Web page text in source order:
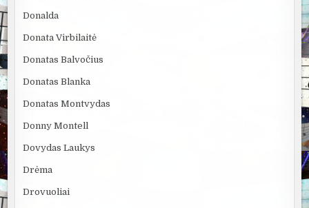
Donalda
Donata Virbilaitė
Donatas Balvočius
Donatas Blanka
Donatas Montvydas
Donny Montell
Dovydas Laukys
Drėma
Drovuoliai